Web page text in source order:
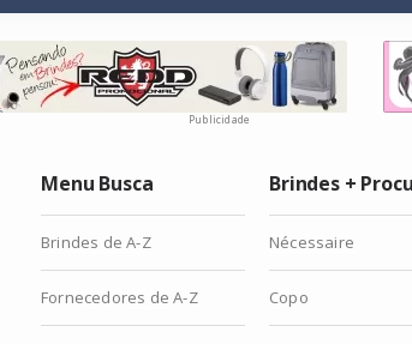
Publicidade
Menu Busca
Brindes de A-Z
Fornecedores de A-Z
Brindes +
Nécessaire
Copo